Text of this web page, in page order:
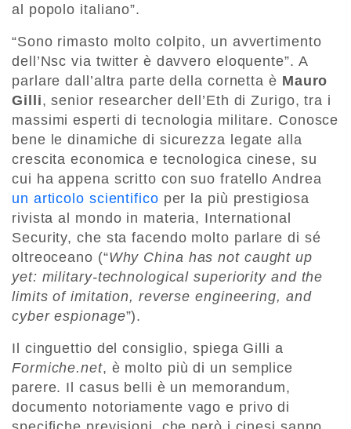
al popolo italiano”.
“Sono rimasto molto colpito, un avvertimento
dell’Nsc via twitter è davvero eloquente”. A
parlare dall’altra parte della cornetta è Mauro
Gilli, senior researcher dell’Eth di Zurigo, tra i
massimi esperti di tecnologia militare. Conosce
bene le dinamiche di sicurezza legate alla
crescita economica e tecnologica cinese, su
cui ha appena scritto con suo fratello Andrea
un articolo scientifico per la più prestigiosa
rivista al mondo in materia, International
Security, che sta facendo molto parlare di sé
oltreoceano (“Why China has not caught up
yet: military-technological superiority and the
limits of imitation, reverse engineering, and
cyber espionage”).
Il cinguettio del consiglio, spiega Gilli a
Formiche.net, è molto più di un semplice
parere. Il casus belli è un memorandum,
documento notoriamente vago e privo di